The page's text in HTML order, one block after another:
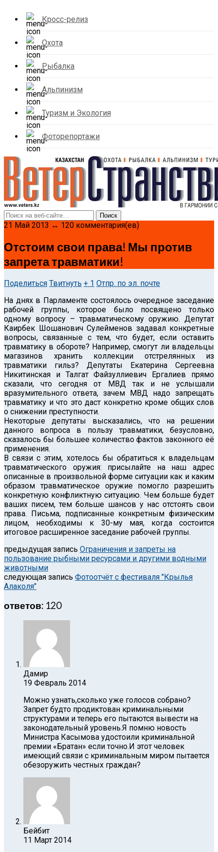
Кросс-релиз
Охота
Рыбалка
Альпинизм
Туризм и Экология
Фоторепортажи
21 Май 2013 ↔ 120 комментария(ев)
Отстоим свои права! Мы против
запрета травматики!
Поделиться Твитнуть + 1 Отпр. по эл. почте
На днях в Парламенте состоялось очередное заседание
рабочей группы, которое было посвящено только
одному вопросу – травматическому оружию. Депутат
Каирбек Шошанович Сулейменов задавал конкретные
вопросы, связанные с тем, что будет, если оставить
травматику в обороте? Например, смогут ли владельцы
магазинов хранить коллекции отстрелянных из
травматики гильз? Депутаты Екатерина Сергеевна
Никитинская и Талгат Файзуллиевич Ергалиев прямо
сказали, что сегодня от МВД так и не услышали
вразумительного ответа, зачем МВД надо запрещать
травматику и что это даст конкретно кроме общих слов
о снижении преступности.
Некоторые депутаты высказались, что на решении
данного вопроса в пользу травматики, безусловно,
сказалось бы большее количество фактов законного её
применения.
В связи с этим, хотелось бы обратиться к владельцам
травматического оружия: присылайте на наш адрес
описанные в произвольной форме ситуации как и каким
образом травматическое оружие помогло разрешить
конкретную конфликтную ситуацию. Чем больше будет
ваших писем, тем больше шансов у нас отстоять свои
права. Письма, подписанные конкретным физическим
лицом, необходимы к 30-му мая, когда состоится
итоговое расширенное заседание рабочей группы.
предыдущая запись Ограничения и запреты на
пользование рыбными ресурсами и другими водными
животными
следующая запись Фотоотчёт с фестиваля "Крылья
Алаколя"
ответов: 120
Дамир
19 Февраль 2014
Можно узнать,сколько уже голосов собрано?
Запрет будто продиктован криминальными
структурами и теперь его пытаются вывести на
законодательный уровень.Я помню новость
Министра Касымова удостоили криминальной
премии «Братан» если точно.И этот человек
имеющий связи с криминальным миром пытается
обезоружить честных граждан?
Бейбит
11 Март 2014